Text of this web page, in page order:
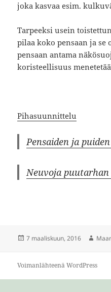
joka kasvaa esim.
Tarpeeksi usein
pilaa koko pensaan ja
pensaan antama
koristeellisuus
Pihasuunnittelu
Pensaiden ja
Neuvoja
Julkaistu
7 maaliskuun, 2016
Voimanlähteenä WordPress